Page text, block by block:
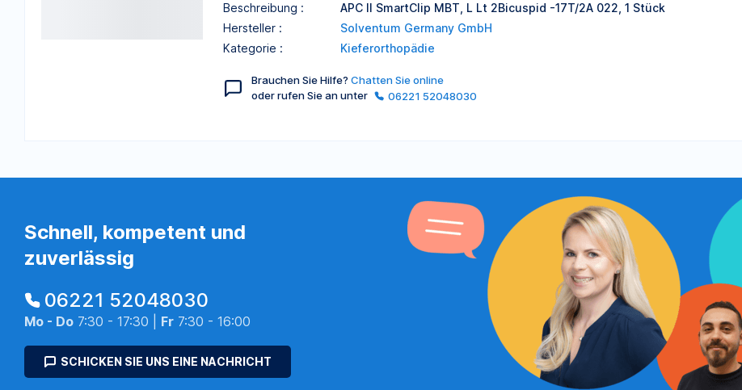
Beschreibung :
APC II SmartClip MBT, L Lt 2Bicuspid -17T/2A 022, 1 Stück
Hersteller :
Solventum Germany GmbH
Kategorie :
Kieferorthopädie
Brauchen Sie Hilfe? Chatten Sie online
oder rufen Sie an unter
06221 52048030
Schnell, kompetent und
zuverlässig
06221 52048030
Mo - Do 7:30 - 17:30 | Fr 7:30 - 16:00
SCHICKEN SIE UNS EINE NACHRICHT